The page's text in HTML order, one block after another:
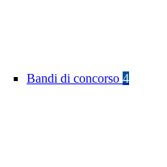
Bandi di concorso 4